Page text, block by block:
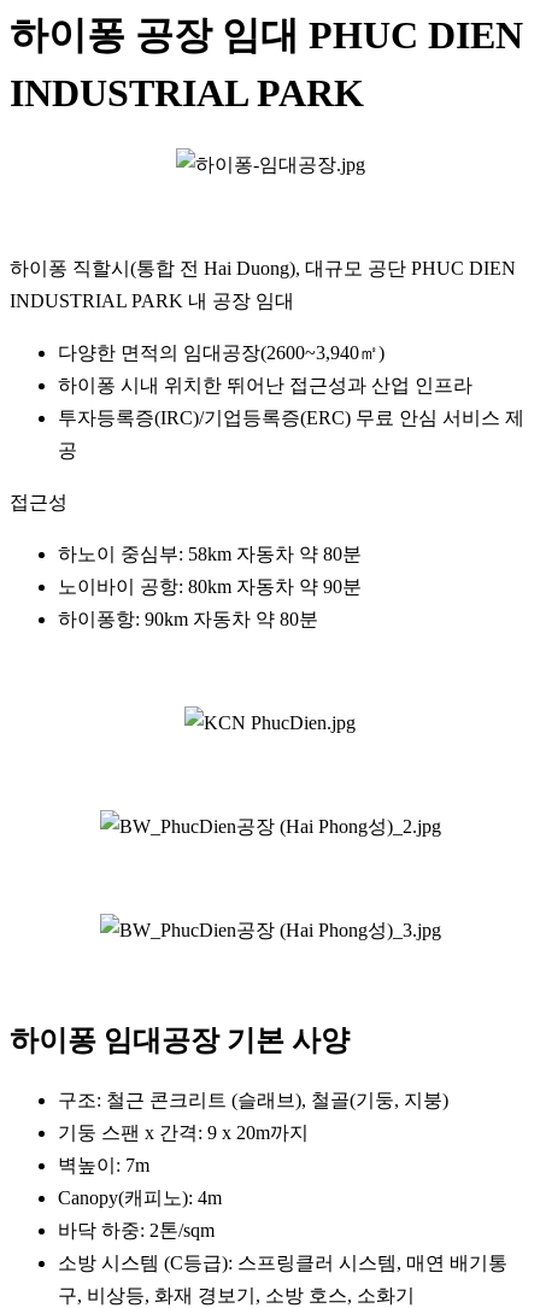
하이퐁 공장 임대 PHUC DIEN
INDUSTRIAL PARK
하이퐁 직할시(통합 전 Hai Duong), 대규모 공단 PHUC DIEN
INDUSTRIAL PARK 내 공장 임대
다양한 면적의 임대공장(2600~3,940㎡)
하이퐁 시내 위치한 뛰어난 접근성과 산업 인프라
투자등록증(IRC)/기업등록증(ERC) 무료 안심 서비스 제
공
접근성
하노이 중심부: 58km 자동차 약 80분
노이바이 공항: 80km 자동차 약 90분
하이퐁항: 90km 자동차 약 80분
하이퐁 임대공장 기본 사양
구조: 철근 콘크리트 (슬래브), 철골(기둥, 지붕)
기둥 스팬 x 간격: 9 x 20m까지
벽높이: 7m
Canopy(캐피노): 4m
바닥 하중: 2톤/sqm
소방 시스템 (C등급): 스프링클러 시스템, 매연 배기통
구, 비상등, 화재 경보기, 소방 호스, 소화기